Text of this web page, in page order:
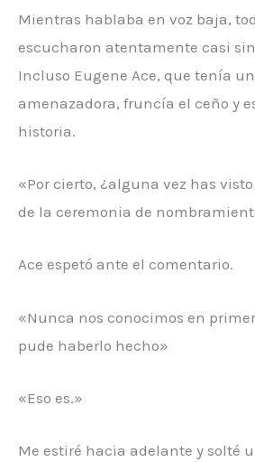
Mientras hablaba en voz baja,
escucharon atentamente casi
Incluso Eugene Ace, que tenía
amenazadora, fruncía el ceño y
historia.
«Por cierto, ¿alguna vez has
de la ceremonia de
Ace espetó ante el comentario.
«Nunca nos conocimos en
pude haberlo hecho»
«Eso es.»
Me estiré hacia adelante y solté